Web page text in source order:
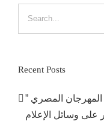
Recent Posts
المهرجان المصري ”
على وسائل الإعلام